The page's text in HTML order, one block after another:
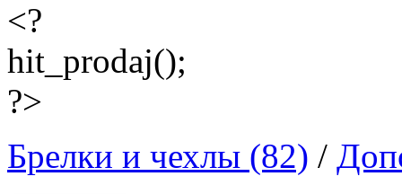
<?
hit_prodaj();
?>
Брелки и чехлы (82) /